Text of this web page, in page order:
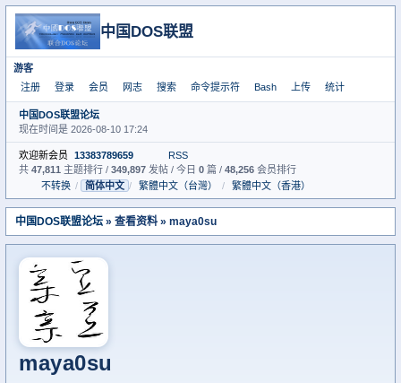
中国DOS联盟
游客
注册
登录 会员 网志 搜索 命令提示符 Bash 上传 统计
中国DOS联盟论坛
现在时间是 2026-08-10 17:24
欢迎新会员 13383789659
RSS
共 47,811 主题排行 / 349,897 发帖 / 今日 0 篇 / 48,256 会员排行
不转换 / 简体中文 / 繁體中文（台灣） / 繁體中文（香港）
中国DOS联盟论坛 » 查看资料 » maya0su
maya0su